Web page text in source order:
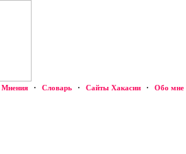
Мнения · Словарь · Сайты Хакасии · Обо мне